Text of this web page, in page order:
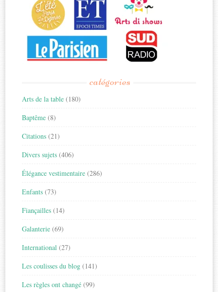
catégories
Arts de la table (180)
Baptême (8)
Citations (21)
Divers sujets (406)
Élégance vestimentaire (286)
Enfants (73)
Fiançailles (14)
Galanterie (69)
International (27)
Les coulisses du blog (141)
Les règles ont changé (99)